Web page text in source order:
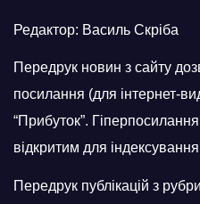
Редактор: Василь Скріба
Передрук новин з сайту
посилання (для інтернет-
“Прибуток”.
відкритим для
Передрук публікацій з